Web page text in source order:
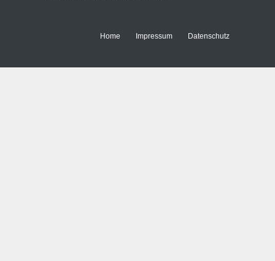
Home Impressum Datenschutz